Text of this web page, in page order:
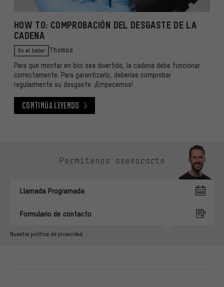
HOW TO: COMPROBACIÓN DEL DESGASTE DE LA
CADENA
En el taller Thomas
Para que montar en bici sea divertido, la cadena debe funcionar
correctamente. Para garantizarlo, deberías comprobar
regularmente su desgaste. ¡Empecemos!
Continúa leyendo
Permítenos asesorarte
Llamada Programada
Formulario de contacto
Nuestra política de privacidad